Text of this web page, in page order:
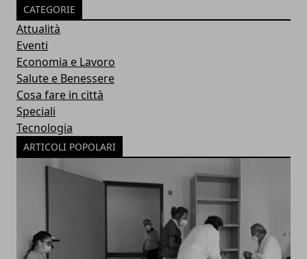
CATEGORIE
Attualità
Eventi
Economia e Lavoro
Salute e Benessere
Cosa fare in città
Speciali
Tecnologia
ARTICOLI POPOLARI